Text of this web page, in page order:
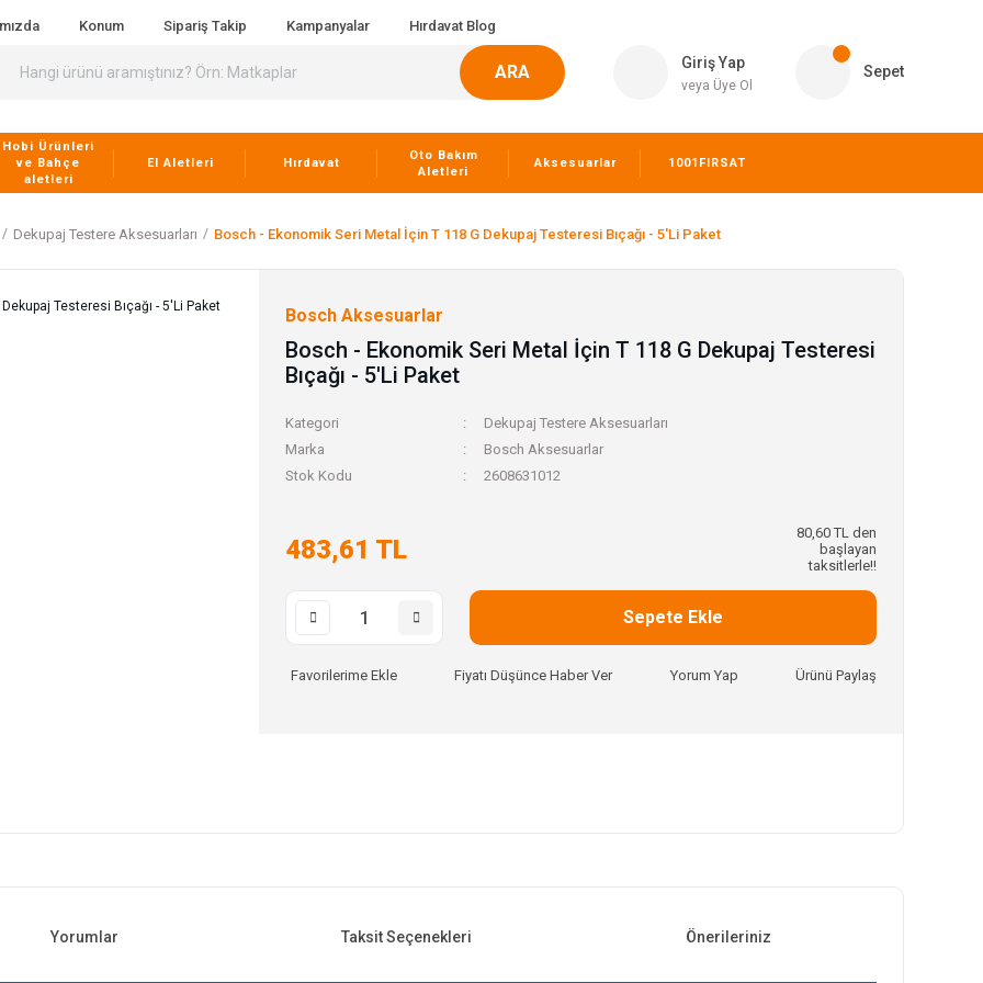
Konum Sipariş Takip Kampanyalar Hırdavat Blog
ARA Giriş Yap
veya Üye Ol
Sepet
Hobi Ürünleri
ve Bahçe
aletleri
El Aletleri Hırdavat
Oto Bakım
Aletleri
Aksesuarlar 1001FIRSAT
Dekupaj Testere Aksesuarları Bosch - Ekonomik Seri Metal İçin T 118 G Dekupaj Testeresi Bıçağı - 5'Li Paket
Bosch Aksesuarlar
Bosch - Ekonomik Seri Metal İçin T 118 G Dekupaj Testeresi
Bıçağı - 5'Li Paket
Kategori
Dekupaj Testere Aksesuarları
Marka
Bosch Aksesuarlar
Stok Kodu
2608631012
483,61 TL
80,60 TL den
başlayan
taksitlerle!!
Sepete Ekle
Fiyatı Düşünce Haber Ver Yorum Yap Ürünü Paylaş
Yorumlar Taksit Seçenekleri Önerileriniz